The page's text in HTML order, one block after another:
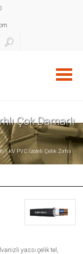
Çok Damarlı
1 kV PVC İzoleli Çelik Zırhlı
yassı çelik tel,